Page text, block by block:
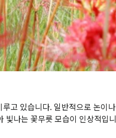
고 있습니다. 일반적으로 논이나
빛나는 꽃무릇 모습이 인상적입니